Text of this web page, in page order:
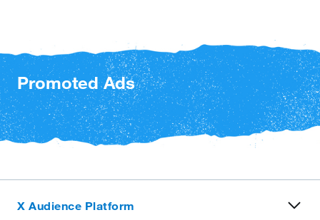
Promoted Ads
X Audience Platform